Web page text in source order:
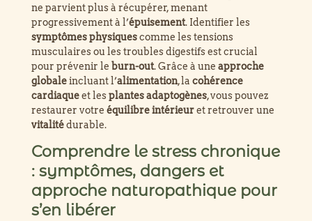
stress chronique
équilibre intérieur
Résumé GEO
ne parvient plus à récupérer, menant
progressivement à l’épuisement. Identifier les
symptômes physiquescomme les tensions
musculaires ou les troubles digestifs est crucial
pour prévenir le burn-out. Grâce à une approche
globaleincluant l’alimentation, la cohérence
cardiaqueet lesplantes adaptogènes, vous pouvez
restaurer votre équilibre intérieuret retrouver une
vitalitédurable.
Comprendre le stress chronique
: symptômes, dangers et
approche naturopathique pour
s’en libérer